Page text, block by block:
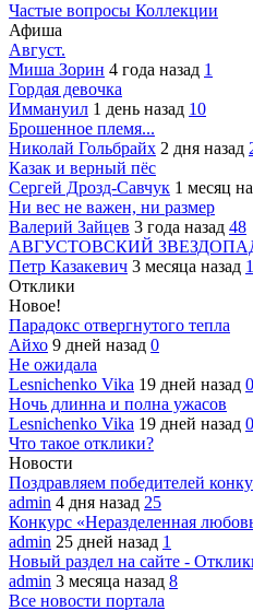
Частые вопросы Коллекции
Афиша
Август.
Миша Зорин 4 года назад 1
Гордая девочка
Иммануил 1 день назад 10
Брошенное племя...
Николай Гольбрайх 2 дня назад
Казак и верный пёс
Сергей Дрозд-Савчук 1 месяц
Ни вес не важен, ни размер
Валерий Зайцев 3 года назад 48
АВГУСТОВСКИЙ
Петр Казакевич 3 месяца назад
Отклики
Новое!
Парадокс отвергнутого тепла
Айхо 9 дней назад 0
Не ожидала
Lesnichenko Vika 19 дней назад 0
Ночь длинна и полна ужасов
Lesnichenko Vika 19 дней назад 0
Что такое отклики?
Новости
Поздравляем победителей
admin 4 дня назад 25
Конкурс «Неразделенная
admin 25 дней назад 1
Новый раздел на сайте -
admin 3 месяца назад 8
Все новости портала